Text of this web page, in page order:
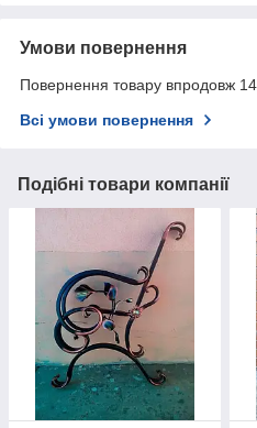
Умови повернення
Повернення товару впродовж
Всі умови повернення
Подібні товари компанії